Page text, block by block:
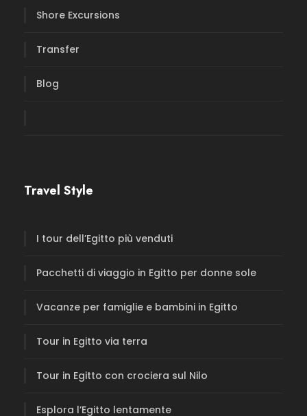
Shore Excursions
Transfer
Blog
Travel Style
I tour dell’Egitto più venduti
Pacchetti di viaggio in Egitto per donne sole
Vacanze per famiglie e bambini in Egitto
Tour in Egitto via terra
Tour in Egitto con crociera sul Nilo
Esplora l’Egitto lentamente